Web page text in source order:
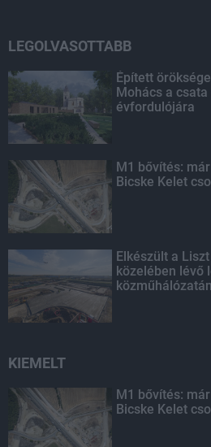
LEGOLVASOTTABB
Épített
Mohács a
évfordulójára
M1 bővítés:
Bicske Kelet
Elkészült a
közelében lévő
KIEMELT
M1 bővítés:
Bicske Kelet